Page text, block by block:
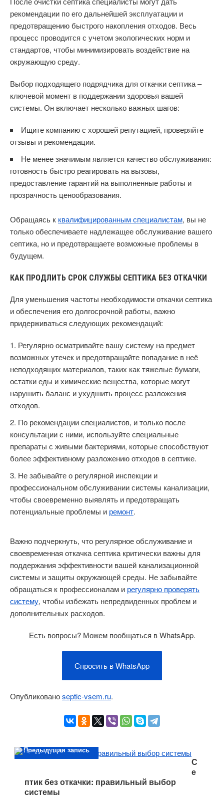
рекомендации по его дальнейшей эксплуатации и
предотвращению быстрого накопления отходов. Весь
процесс проводится с учетом экологических норм и
стандартов, чтобы минимизировать воздействие на
окружающую среду.
Выбор подходящего подрядчика для откачки септика –
ключевой момент в поддержании здоровья вашей
системы. Он включает несколько важных шагов:
Ищите компанию с хорошей репутацией, проверяйте
отзывы и рекомендации.
Не менее значимым является качество обслуживания:
готовность быстро реагировать на вызовы,
предоставление гарантий на выполненные работы и
прозрачность ценообразования.
Обращаясь к квалифицированным специалистам, вы не
только обеспечиваете надлежащее обслуживание вашего
септика, но и предотвращаете возможные проблемы в
будущем.
КАК ПРОДЛИТЬ СРОК СЛУЖБЫ СЕПТИКА БЕЗ ОТКАЧКИ
Для уменьшения частоты необходимости откачки септика
и обеспечения его долгосрочной работы, важно
придерживаться следующих рекомендаций:
Регулярно осматривайте вашу систему на предмет
возможных утечек и предотвращайте попадание в неё
неподходящих материалов, таких как тяжелые бумаги,
остатки еды и химические вещества, которые могут
нарушить баланс и ухудшить процесс разложения
отходов.
По рекомендации специалистов, и только после
консультации с ними, используйте специальные
препараты с живыми бактериями, которые способствуют
более эффективному разложению отходов в септике.
Не забывайте о регулярной инспекции и
профессиональном обслуживании системы канализации,
чтобы своевременно выявлять и предотвращать
потенциальные проблемы и ремонт.
Важно подчеркнуть, что регулярное обслуживание и
своевременная откачка септика критически важны для
поддержания эффективности вашей канализационной
системы и защиты окружающей среды. Не забывайте
обращаться к профессионалам и регулярно проверять
систему, чтобы избежать непредвиденных проблем и
дополнительных расходов.
Есть вопросы? Можем пообщаться в WhatsApp.
Спросить в WhatsApp
Опубликованоseptic-vsem.ru.
Предыдущая запись
С
е
птик без откачки: правильный выбор
системы